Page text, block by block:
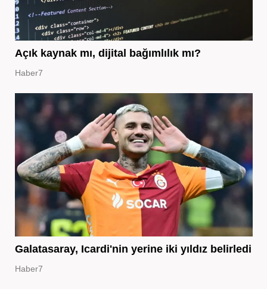
Açık kaynak mı, dijital bağımlılık mı?
Haber7
Galatasaray, Icardi'nin yerine iki yıldız belirledi
Haber7